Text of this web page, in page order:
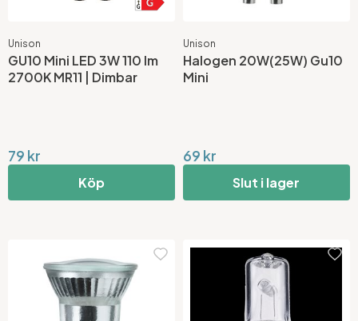
Unison
GU10 Mini LED 3W 110 lm
2700K MR11 | Dimbar
79 kr
Köp
Unison
Halogen 20W(25W) Gu10
Mini
69 kr
Slut i lager